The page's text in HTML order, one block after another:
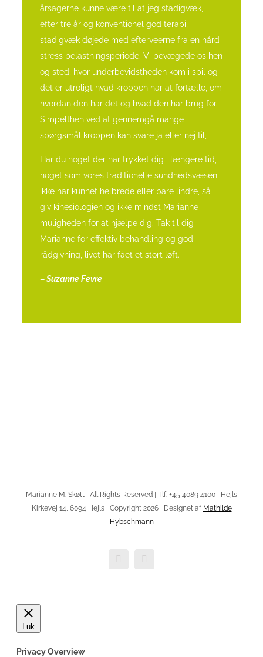
årsagerne kunne være til at jeg stadigvæk,
efter tre år og konventionel god terapi,
stadigvæk døjede med efterveerne fra en hård
stress belastningsperiode. Vi bevægede os hen
og sted, hvor underbevidstheden kom i spil og
det er utroligt hvad kroppen har at fortælle, om
hvordan den har det og hvad den har brug for.
Simpelthen ved at gennemgå mange
spørgsmål kroppen kan svare ja eller nej til,
Har du noget der har trykket dig i længere tid,
noget som vores traditionelle sundhedsvæsen
ikke har kunnet helbrede eller bare lindre, så
giv kinesiologien og ikke mindst Marianne
muligheden for at hjælpe dig. Tak til dig
Marianne for effektiv behandling og god
rådgivning, livet har fået et stort løft.
–Suzanne Fevre
Marianne M. Skøtt | All Rights Reserved | Tlf. +45 4089 4100 | Hejls
Kirkevej 14, 6094 Hejls | Copyright 2026 | Designet af Mathilde
Hybschmann
Facebook
Luk
Privacy Overview